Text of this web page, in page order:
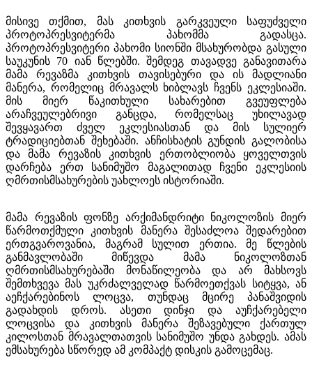
მისივე თქმით, მას კითხვის გარკვეული საფუძველი
პროტოპრესვიტერმა პახომმა გადასცა.
პროტოპრესვიტერი პახომი სიონში მსახურობდა გასული
საუკუნის 70 იან წლებში. შემდეგ თავადვე განავითარა
მამა რევაზმა კითხვის თავისებური და ის მადლიანი
მანერა, რომელიც მრავალს ხიბლავს ჩვენს ეკლესიაში.
მის მიერ წაკითხული სახარებით გვეუფლება
არაჩვეულებრივი განცდა, რომელსაც უხილავად
შევყავართ ძველ ეკლესიასთან და მის სულიერ
ტრადიციებთან შეხებაში. ანჩისხატის გუნდის გალობისა
და მამა რევაზის კითხვის ერთობლიობა ყოველთვის
დარჩება ერთ სანიმუშო მაგალითად ჩვენი ეკლესიის
ღმრთისმსახურების უახლოეს ისტორიაში.
მამა რევაზის ფონზე არქიმანდრიტი ნიკოლოზის მიერ
წარმოთქმული კითხვის მანერა შესაძლოა შედარებით
ერთგვაროვანია, მაგრამ სულით ერთია. მე წლების
განმავლობაში მიწევდა მამა ნიკოლოზთან
ღმრთისმსახურებაში მონაწილეობა და არ მახსოვს
შემთხვევა მას უკრძალველად წარმოეთქვას სიტყვა, ან
აეჩქარებინოს ლოცვა, თუნდაც მცირე პანაშვიდის
გადახდის დროს. ასეთი დინჯი და აუჩქარებელი
ლოცვისა და კითხვის მანერა შეზავებული ქართულ
კილოსთან მრავალთათვის სანიმუშო უნდა გახდეს. ამას
ემსახურება სწორედ ამ კომპაქტ დისკის გამოცემაც.